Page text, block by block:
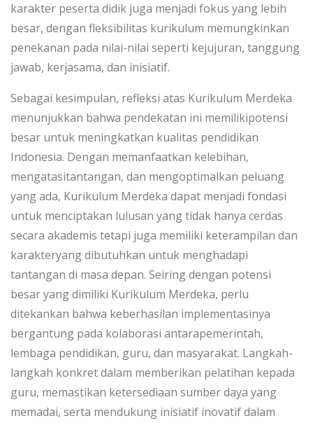
karakter peserta didik juga menjadi fokus yang lebih
besar, dengan fleksibilitas kurikulum memungkinkan
penekanan pada nilai-nilai seperti kejujuran, tanggung
jawab, kerjasama, dan inisiatif.
Sebagai kesimpulan, refleksi atas Kurikulum Merdeka
menunjukkan bahwa pendekatan ini memilikipotensi
besar untuk meningkatkan kualitas pendidikan
Indonesia. Dengan memanfaatkan kelebihan,
mengatasitantangan, dan mengoptimalkan peluang
yang ada, Kurikulum Merdeka dapat menjadi fondasi
untuk menciptakan lulusan yang tidak hanya cerdas
secara akademis tetapi juga memiliki keterampilan dan
karakteryang dibutuhkan untuk menghadapi
tantangan di masa depan. Seiring dengan potensi
besar yang dimiliki Kurikulum Merdeka, perlu
ditekankan bahwa keberhasilan implementasinya
bergantung pada kolaborasi antarapemerintah,
lembaga pendidikan, guru, dan masyarakat. Langkah-
langkah konkret dalam memberikan pelatihan kepada
guru, memastikan ketersediaan sumber daya yang
memadai, serta mendukung inisiatif inovatif dalam